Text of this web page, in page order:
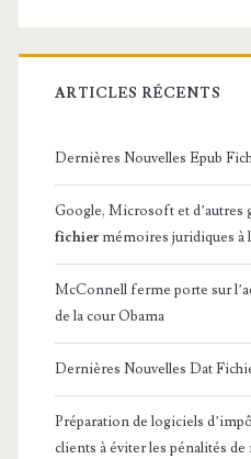
ARTICLES RÉCENTS
Dernières Nouvelles Epub
Google, Microsoft et d’autres
fichier mémoires juridiques à
McConnell ferme porte sur
de la cour Obama
Dernières Nouvelles Dat
Préparation de logiciels
clients à éviter les pénalités de